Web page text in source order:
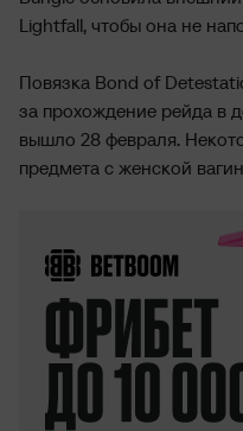
Lightfall, чтобы она не
Повязка Bond of
за прохождение рейда в
вышло 28 февраля.
предмета с женской